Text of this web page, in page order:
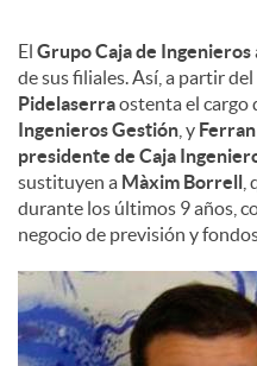
t
e
n
i
d
El Grupo Caja de Ingenieros
de sus filiales. Así, a partir del
Pidelaserraostenta el cargo
Ingenieros Gestión , y
presidente de Caja
sustituyen a Màxim Borrell
durante los últimos 9 años,
negocio de previsión y